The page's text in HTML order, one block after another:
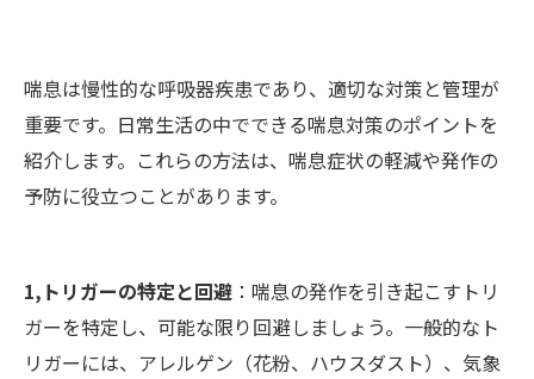
喘息は慢性的な呼吸器疾患であり、適切な対策と管理が
重要です。日常生活の中でできる喘息対策のポイントを
紹介します。これらの方法は、喘息症状の軽減や発作の
予防に役立つことがあります。
1,トリガーの特定と回避 ：喘息の発作を引き起こすトリ
ガーを特定し、可能な限り回避しましょう。一般的なト
リガーには、アレルゲン（花粉、ハウスダスト）、気象